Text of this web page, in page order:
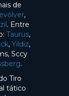
de
,
. Entre
Taurus,
, Yildiz,
Sccy
.
Tiro
tático